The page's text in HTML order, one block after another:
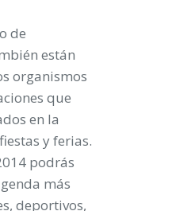
de
están
organismos
que
en la
y ferias.
podrás
más
deportivos,